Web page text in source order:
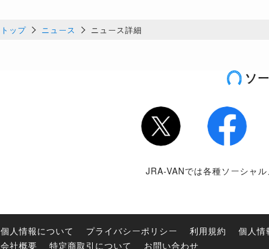
トップ ニュース ニュース詳細
ソ
Twitter Facebook
JRA-VANでは各種ソーシャ
個人情報について プライバシーポリシー 利用規約
個人情
会社概要
特定商取引について お問い合わせ